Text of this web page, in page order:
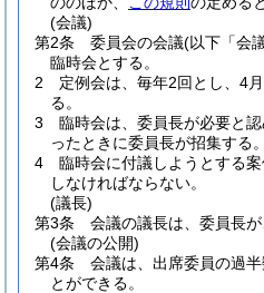
(会議)
第2条
委員会の会議(以下「会
臨時会とする。
2
定例会は、毎年2回とし、4
る。
3
臨時会は、委員長が必要と
ったときに委員長が招集する。
4
臨時会に付議しようとする
しなければならない。
(議長)
第3条
会議の議長は、委員長が
(会議の公開)
第4条
会議は、出席委員の過
とができる。